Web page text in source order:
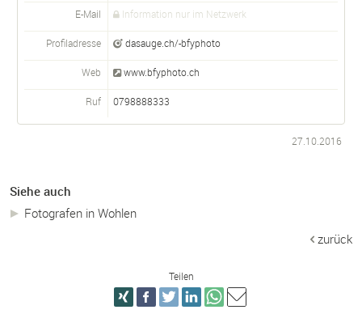
E-Mail Information nur im Netzwerk
Profiladresse dasauge.ch/-bfyphoto
Web www.bfyphoto.ch
Ruf 0798888333
27.10.2016
Siehe auch
Fotografen in Wohlen
zurück
Teilen